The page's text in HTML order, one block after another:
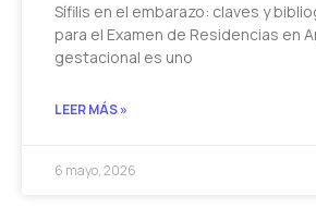
Sífilis en el embarazo: claves y
para el Examen de Residencias en
gestacional es uno
LEER MÁS »
6 mayo, 2026